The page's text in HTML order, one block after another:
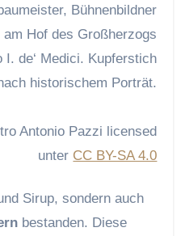
Bühnenbildner
am Hof des Großherzogs
I. de‘ Medici. Kupferstich
historischem Porträt.
Antonio Pazzi licensed
unter CC BY-SA 4.0
Sirup, sondern auch
bestanden. Diese